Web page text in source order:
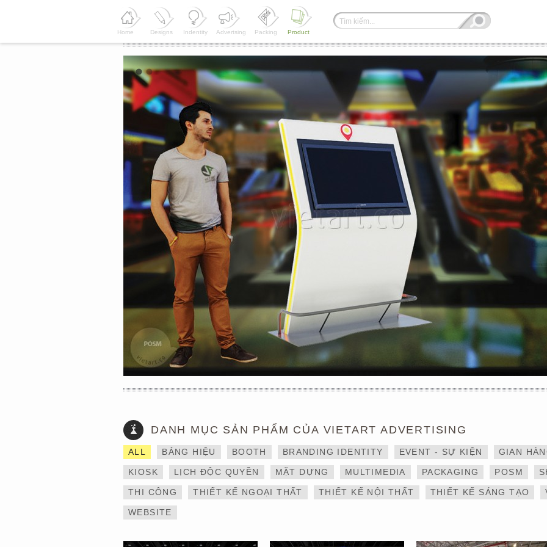
Home Designs Indentity Advertsing Packing Product
DANH MỤC SẢN PHẨM CỦA VIETART ADVERTISING
ALL BẢNG HIỆU BOOTH BRANDING IDENTITY EVENT - SỰ KIỆN GIAN
KIOSK LỊCH ĐỘC QUYỀN MẶT DỰNG MULTIMEDIA PACKAGING POSM
THI CÔNG THIẾT KẾ NGOẠI THẤT THIẾT KẾ NỘI THẤT THIẾT KẾ SÁNG TẠO
WEBSITE
THIẾT KẾ VÀ THI CÔNG
GIAN HÀNG 6×9 TẠI
TRIỂN LÃM IBTE 2024 –
TỐI ƯU KHÔNG GIAN,
GIA TĂNG GIÁ TRỊ
THƯƠNG HIỆU
THIẾT KẾ VÀ THI CÔNG
GIAN HÀNG 6×9 TẠI
TRIỂN LÃM IBTE 2024 –
GIAN HÀNG BAZUUYU
DỊCH VỤ THIẾT KẾ VÀ
THI CÔNG GIAN HÀNG
TRIỂN LÃM NGÀNH
LOGISTICS CÔNG TY
ALS